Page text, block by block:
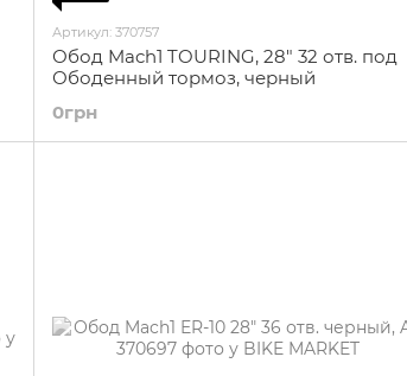
Артикул: 370757
Обод Mach1 TOURING, 28" 32 отв. под
Ободенный тормоз, черный
0грн